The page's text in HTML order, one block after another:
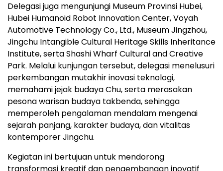
Delegasi juga mengunjungi Museum Provinsi Hubei,
Hubei Humanoid Robot Innovation Center, Voyah
Automotive Technology Co., Ltd., Museum Jingzhou,
Jingchu Intangible Cultural Heritage Skills Inheritance
Institute, serta Shashi Wharf Cultural and Creative
Park. Melalui kunjungan tersebut, delegasi menelusuri
perkembangan mutakhir inovasi teknologi,
memahami jejak budaya Chu, serta merasakan
pesona warisan budaya takbenda, sehingga
memperoleh pengalaman mendalam mengenai
sejarah panjang, karakter budaya, dan vitalitas
kontemporer Jingchu.
Kegiatan ini bertujuan untuk mendorong